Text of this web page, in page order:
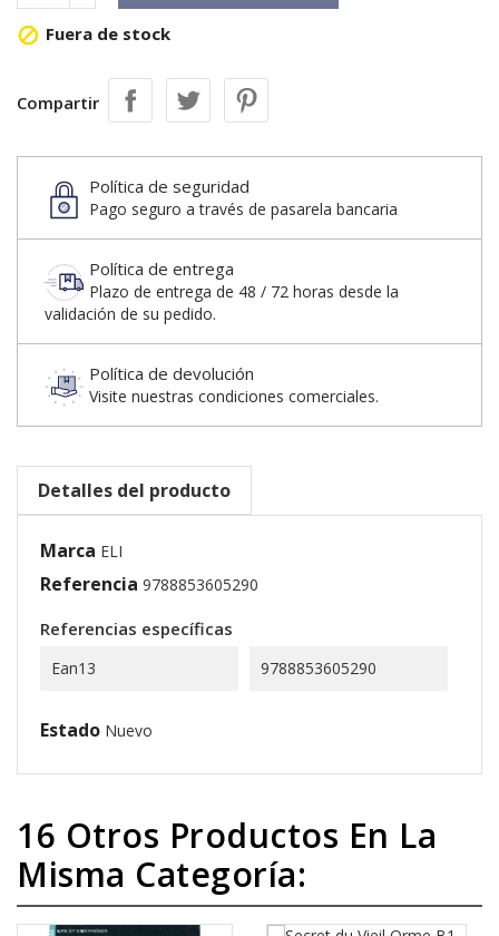
 Fuera de stock
Compartir
Política de seguridad
Pago seguro a través de pasarela bancaria
Política de entrega
Plazo de entrega de 48 / 72 horas desde la
validación de su pedido.
Política de devolución
Visite nuestras condiciones comerciales.
Detalles del producto
Marca ELI
Referencia 9788853605290
Referencias específicas
Ean13 9788853605290
Estado Nuevo
16 Otros Productos En La
Misma Categoría: